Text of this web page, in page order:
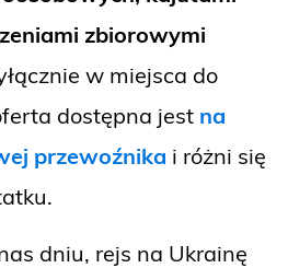
zbiorowymi
w miejsca do
dostępna jest na
przewoźnika i różni się
dniu, rejs na Ukrainę